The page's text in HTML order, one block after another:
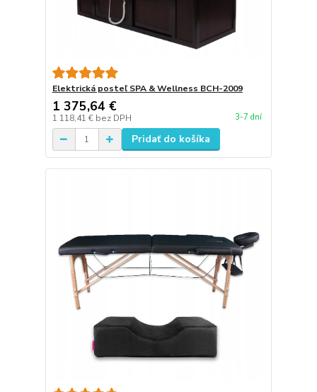
Elektrická posteľ SPA & Wellness BCH-2009
1 375,64 €
1 118,41 € bez DPH 3-7 dní
Pridať do košíka